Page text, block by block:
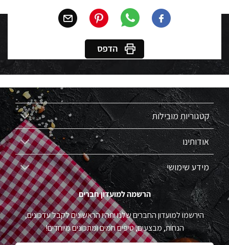
קטגוריות מובילות
אודותינו
מידע שימושי
הרשמה למועדון חברים
הירשמו למועדון החברים שלנו ותהיו הראשונים לקבל עדכונים,
הנחות, מבצעים, טיפים חמים ומתכונים מיוחדים!